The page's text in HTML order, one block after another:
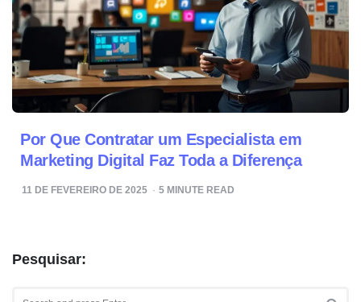
Por Que Contratar um Especialista em
Marketing Digital Faz Toda a Diferença
11 DE FEVEREIRO DE 2025 5 MINUTE READ
Pesquisar: